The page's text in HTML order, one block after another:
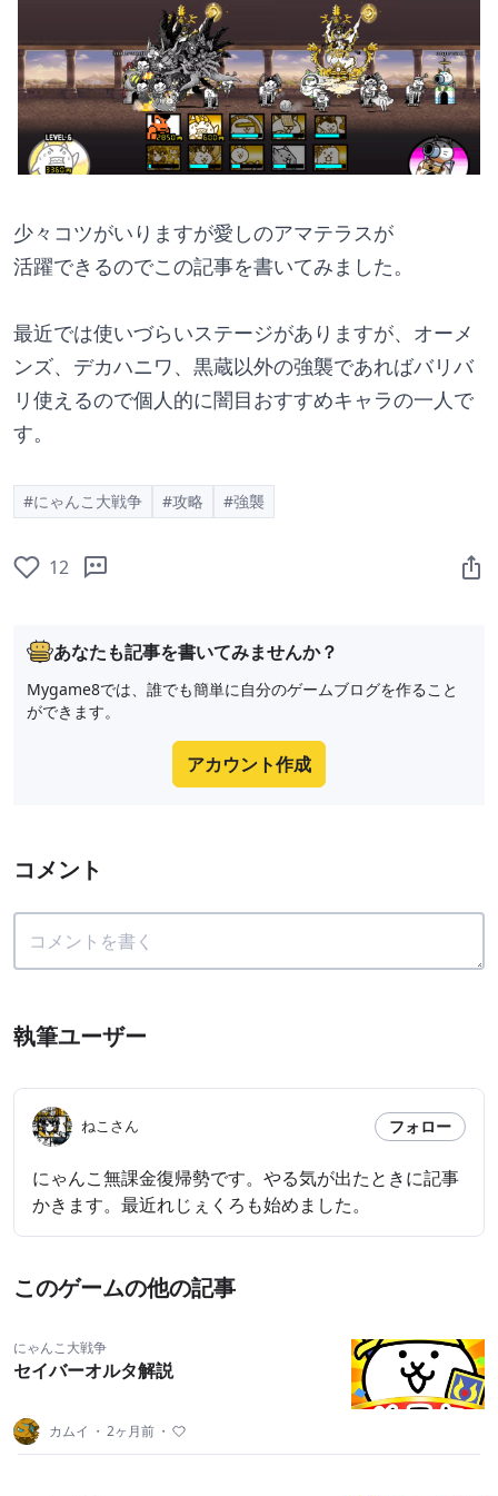
少々コツがいりますが愛しのアマテラスが
活躍できるのでこの記事を書いてみました。
最近では使いづらいステージがありますが、オーメ
ンズ、デカハニワ、黒蔵以外の強襲であればバリバ
リ使えるので個人的に闇目おすすめキャラの一人で
す。
#にゃんこ大戦争 #攻略 #強襲
12
あなたも記事を書いてみませんか？
Mygame8では、誰でも簡単に自分のゲームブログを作ること
ができます。
アカウント作成
コメント
執筆ユーザー
ねこさん フォロー
にゃんこ無課金復帰勢です。やる気が出たときに記事
かきます。最近れじぇくろも始めました。
このゲームの他の記事
にゃんこ大戦争
セイバーオルタ解説
カムイ ・ 2ヶ月前 ・